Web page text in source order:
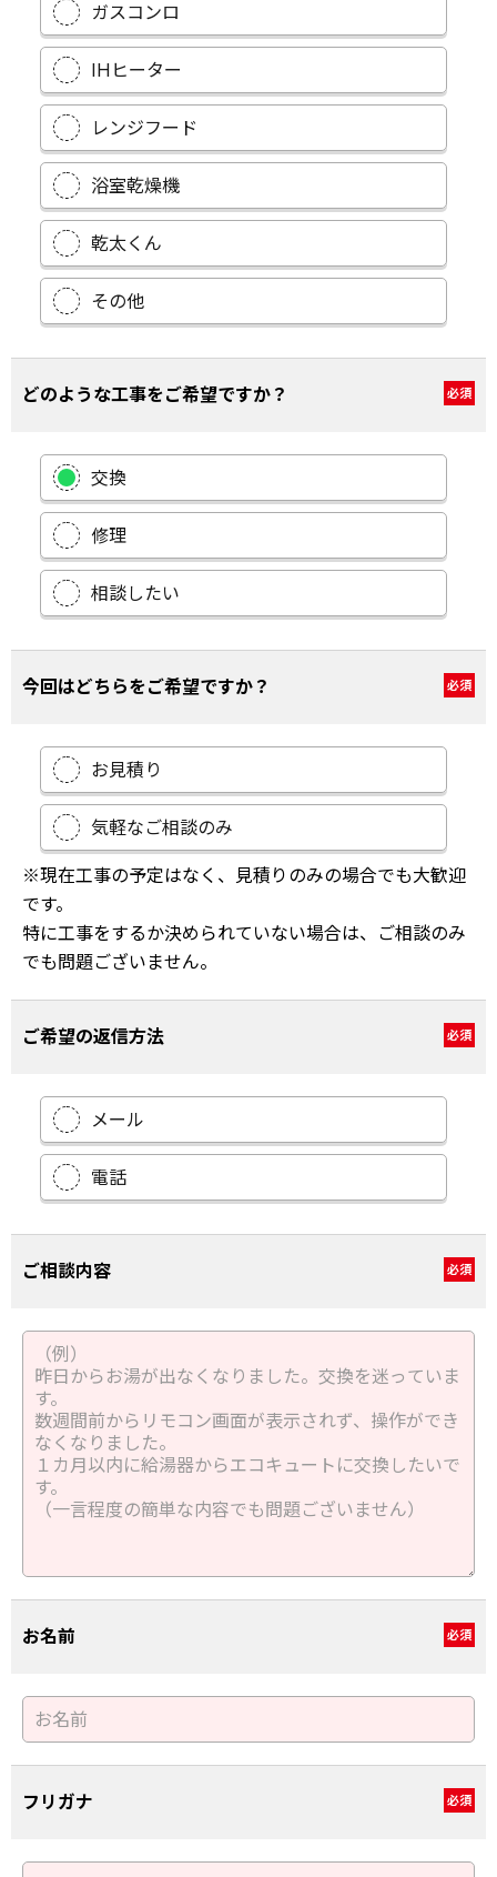
ガスコンロ
IHヒーター
レンジフード
浴室乾燥機
乾太くん
その他
どのような工事をご希望ですか？ 必須
交換
修理
相談したい
今回はどちらをご希望ですか？ 必須
お見積り
気軽なご相談のみ
※現在工事の予定はなく、見積りのみの場合でも大歓迎
です。
特に工事をするか決められていない場合は、ご相談のみ
でも問題ございません。
ご希望の返信方法 必須
メール
電話
ご相談内容 必須
お名前 必須
フリガナ 必須